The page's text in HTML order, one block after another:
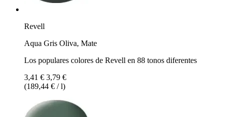
Revell
Aqua Gris Oliva, Mate
Los populares colores de Revell en 88 tonos diferentes
3,41 € 3,79 €
(189,44 € / l)